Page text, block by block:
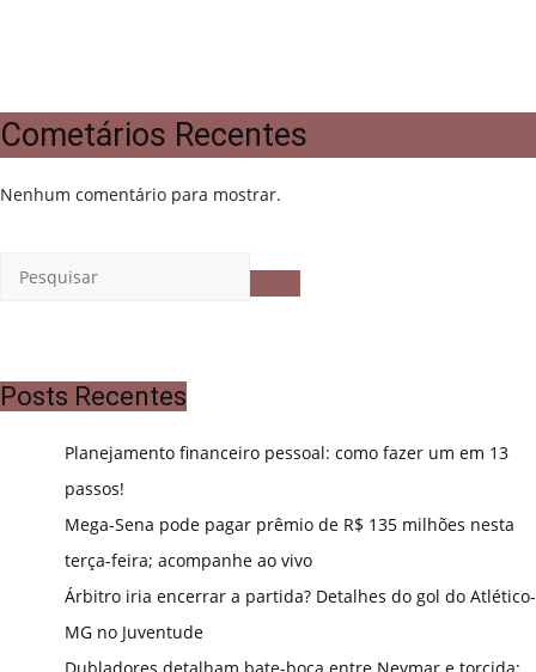
Cometários Recentes
Nenhum comentário para mostrar.
Posts Recentes
Planejamento financeiro pessoal: como fazer um em 13
passos!
Mega-Sena pode pagar prêmio de R$ 135 milhões nesta
terça-feira; acompanhe ao vivo
Árbitro iria encerrar a partida? Detalhes do gol do Atlético-
MG no Juventude